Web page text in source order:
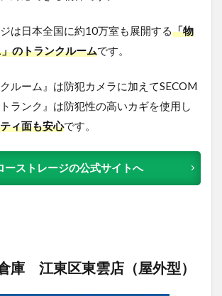
は日本全国に約10万室も展開する「物
のトランクルームです。
クルーム』は防犯カメラに加えてSECOM
ランク』は防犯性の高いカギを使用し
ィ面も安心です。
ーストレージの公式サイトへ
庫 江東区東雲店（屋外型）